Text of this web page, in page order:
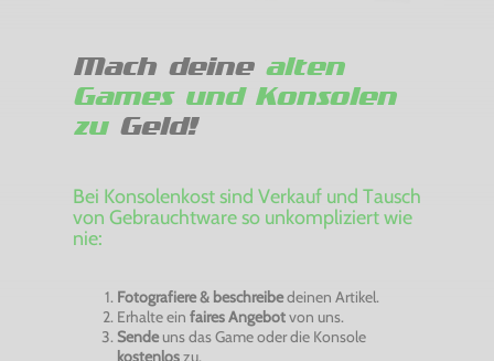
Mach deine alten
Games und Konsolen
zuGeld!
Bei Konsolenkost sind Verkauf und Tausch
von Gebrauchtware so unkompliziert wie
nie:
Fotografiere & beschreibedeinen Artikel.
Erhalte ein faires Angebotvon uns.
Sendeuns das Game oder die Konsole
kostenloszu.